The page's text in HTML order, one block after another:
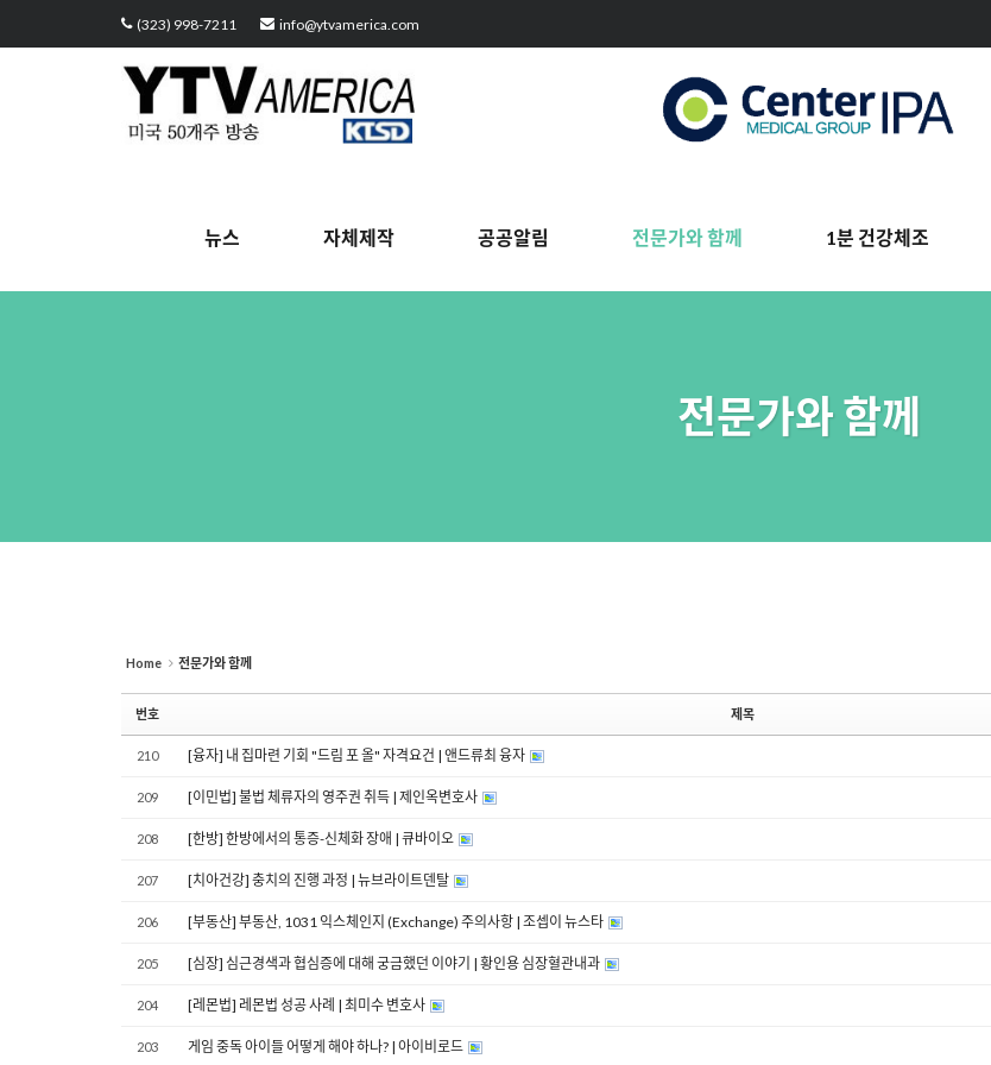
(323) 998-7211 info@ytvamerica.com
뉴스 자체제작 공공알림 전문가와 함께 1분 건강체조
전문가와 함께
Home 전문가와 함께
번호 제목
210 [융자] 내 집마련 기회 "드림 포 올" 자격요건 | 앤드류최 융자
209 [이민법] 불법 체류자의 영주권 취득 | 제인옥변호사
208 [한방] 한방에서의 통증-신체화 장애 | 큐바이오
207 [치아건강] 충치의 진행 과정 | 뉴브라이트덴탈
206 [부동산] 부동산, 1031 익스체인지 (Exchange) 주의사항 | 조셉이 뉴스타
205 [심장] 심근경색과 협심증에 대해 궁금했던 이야기 | 황인용 심장혈관내과
204 [레몬법] 레몬법 성공 사례 | 최미수 변호사
203 게임 중독 아이들 어떻게 해야 하나? | 아이비로드